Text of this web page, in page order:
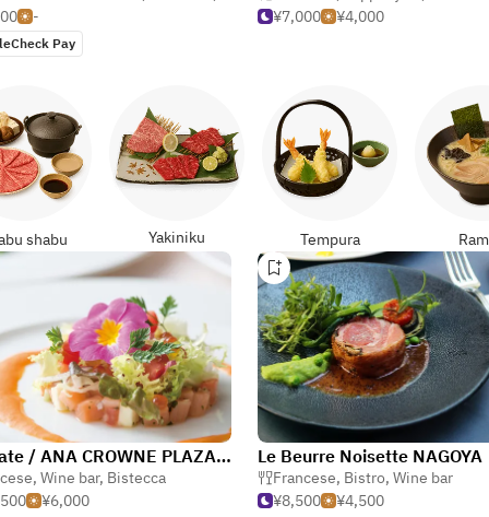
-
Pay
¥7,000
¥4,000
shabu Yakiniku Tempura
Stargate / ANA CROWNE PLAZA Hotel Grand Court NAGOYA
, Wine bar, Bistecca
¥6,000
Le Beurre Noisette NAGOYA
Francese, Bistro, Wine bar
¥8,500
¥4,500